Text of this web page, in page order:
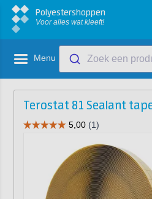
Polyestershoppen
Voor alles wat kleeft!
Menu Zoek een
Terostat 81 Sealant